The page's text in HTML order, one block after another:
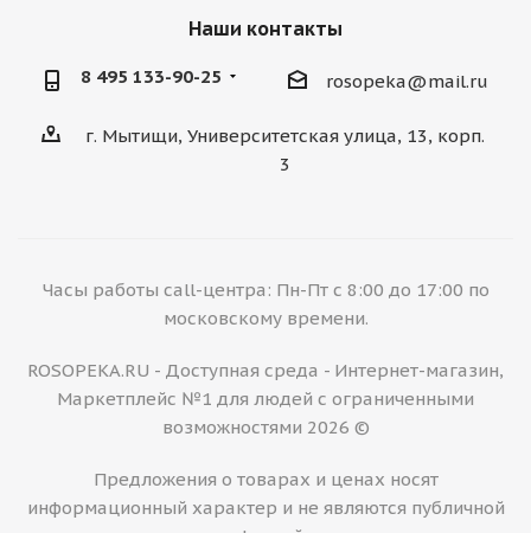
Наши контакты
8 495 133-90-25 rosopeka@mail.ru
г. Мытищи, Университетская улица, 13, корп.
3
Часы работы call-центра: Пн-Пт с 8:00 до 17:00 по
московскому времени.
ROSOPEKA.RU - Доступная среда - Интернет-магазин,
Маркетплейс №1 для людей с ограниченными
возможностями 2026 ©
Предложения о товарах и ценах носят
информационный характер и не являются публичной